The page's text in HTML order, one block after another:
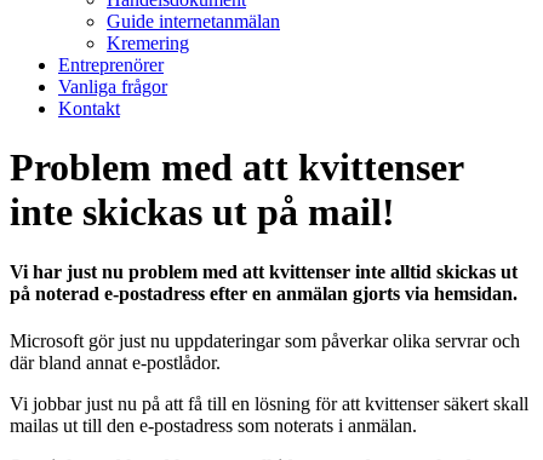
Guide internetanmälan
Kremering
Entreprenörer
Vanliga frågor
Kontakt
Problem med att kvittenser
inte skickas ut på mail!
Vi har just nu problem med att kvittenser inte alltid skickas ut
på noterad e-postadress efter en anmälan gjorts via hemsidan.
Microsoft gör just nu uppdateringar som påverkar olika servrar och
där bland annat e-postlådor.
Vi jobbar just nu på att få till en lösning för att kvittenser säkert skall
mailas ut till den e-postadress som noterats i anmälan.